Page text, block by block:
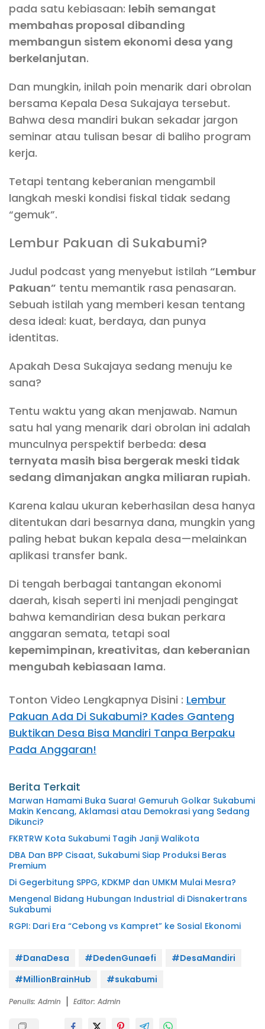
pada satu kebiasaan: lebih semangat
membahas proposal dibanding
membangun sistem ekonomi desa yang
berkelanjutan.
Dan mungkin, inilah poin menarik dari obrolan
bersama Kepala Desa Sukajaya tersebut.
Bahwa desa mandiri bukan sekadar jargon
seminar atau tulisan besar di baliho program
kerja.
Tetapi tentang keberanian mengambil
langkah meski kondisi fiskal tidak sedang
“gemuk”.
Lembur Pakuan di Sukabumi?
Judul podcast yang menyebut istilah “Lembur
Pakuan” tentu memantik rasa penasaran.
Sebuah istilah yang memberi kesan tentang
desa ideal: kuat, berdaya, dan punya
identitas.
Apakah Desa Sukajaya sedang menuju ke
sana?
Tentu waktu yang akan menjawab. Namun
satu hal yang menarik dari obrolan ini adalah
munculnya perspektif berbeda: desa
ternyata masih bisa bergerak meski tidak
sedang dimanjakan angka miliaran rupiah.
Karena kalau ukuran keberhasilan desa hanya
ditentukan dari besarnya dana, mungkin yang
paling hebat bukan kepala desa—melainkan
aplikasi transfer bank.
Di tengah berbagai tantangan ekonomi
daerah, kisah seperti ini menjadi pengingat
bahwa kemandirian desa bukan perkara
anggaran semata, tetapi soal
kepemimpinan, kreativitas, dan keberanian
mengubah kebiasaan lama.
Tonton Video Lengkapnya Disini : Lembur
Pakuan Ada Di Sukabumi? Kades Ganteng
Buktikan Desa Bisa Mandiri Tanpa Berpaku
Pada Anggaran!
Berita Terkait
Marwan Hamami Buka Suara! Gemuruh Golkar Sukabumi
Makin Kencang, Aklamasi atau Demokrasi yang Sedang
Dikunci?
FKRTRW Kota Sukabumi Tagih Janji Walikota
DBA Dan BPP Cisaat, Sukabumi Siap Produksi Beras
Premium
Di Gegerbitung SPPG, KDKMP dan UMKM Mulai Mesra?
Mengenal Bidang Hubungan Industrial di Disnakertrans
Sukabumi
RGPI: Dari Era “Cebong vs Kampret” ke Sosial Ekonomi
#DanaDesa #DedenGunaefi
#DesaMandiri
#MillionBrainHub
#sukabumi
Penulis: Admin Editor: Admin